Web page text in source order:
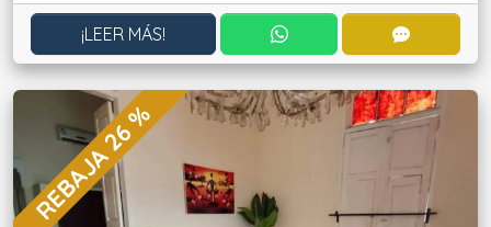
¡LEER MÁS! CONTACTAR POR
REBAJA 26 %